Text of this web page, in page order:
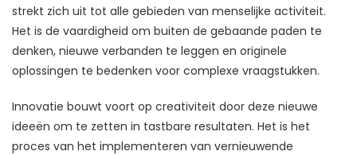
strekt zich uit tot alle gebieden van menselijke activiteit.
Het is de vaardigheid om buiten de gebaande paden te
denken, nieuwe verbanden te leggen en originele
oplossingen te bedenken voor complexe vraagstukken.
Innovatie bouwt voort op creativiteit door deze nieuwe
ideeën om te zetten in tastbare resultaten. Het is het
proces van het implementeren van vernieuwende